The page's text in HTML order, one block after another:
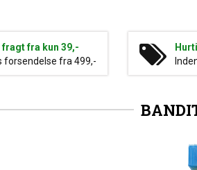
fragt fra kun 39,-
forsendelse fra 499,-